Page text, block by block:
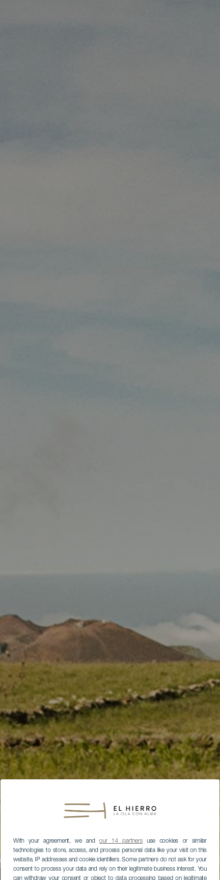
With your agreement, we andour 14 partnersuse cookies or similar
technologies to store, access, and process personal data like your visit on this
website, IP addresses and cookie identifiers. Some partners do not ask for your
consent to process your data and rely on their legitimate business interest. You
can withdraw your consent or object to data processing based on legitimate